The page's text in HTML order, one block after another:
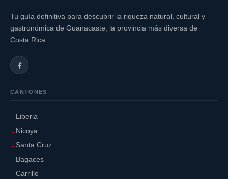
Tu guía definitiva para descubrir la riqueza natural, cultural y
gastronómica de Guanacaste, la provincia más diversa de
Costa Rica.
CANTONES
Liberia
Nicoya
Santa Cruz
Bagaces
Carrillo